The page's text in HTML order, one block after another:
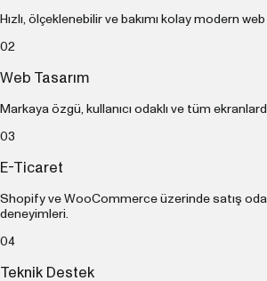
Hızlı, ölçeklenebilir ve bakımı kolay modern
02
Web Tasarım
Markaya özgü, kullanıcı odaklı ve tüm
03
E-Ticaret
Shopify ve WooCommerce üzerinde satış
deneyimleri.
04
Teknik Destek